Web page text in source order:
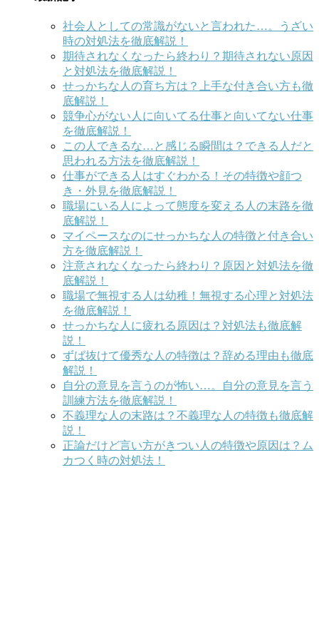
社会人としての常識がないと言われた…。うざい
時の対処法を徹底解説！
期待されなくなったら終わり？期待されない原因
と対処法を徹底解説！
せっかちな人の育ち方は？上手な付き合い方も徹
底解説！
競争心がない人に向いてる仕事と向いてない仕事
を徹底解説！
この人できるな…と感じる瞬間は？できる人だと
思われる方法を徹底解説！
仕事ができる人はすぐわかる！その特徴や顔つ
き・外見を徹底解説！
職場にいる人によって態度を変える人の末路を徹
底解説！
マイペースなのにせっかちな人の特徴と付き合い
方を徹底解説！
注意されなくなったら終わり？原因と対処法を徹
底解説！
職場で無視する人は幼稚！無視する心理と対処法
を徹底解説！
せっかちな人に疲れる原因は？対処法も徹底解
説！
ずば抜けて優秀な人の特徴は？辞める理由も徹底
解説！
自分の意見を言うのが怖い…。自分の意見を言う
訓練方法を徹底解説！
不義理な人の末路は？不義理な人の特徴も徹底解
説！
正論だけど言い方がきつい人の特徴や原因は？ム
カつく時の対処法！